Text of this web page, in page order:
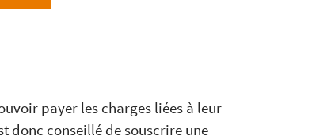
payer les charges liées à leur
donc conseillé de souscrire une